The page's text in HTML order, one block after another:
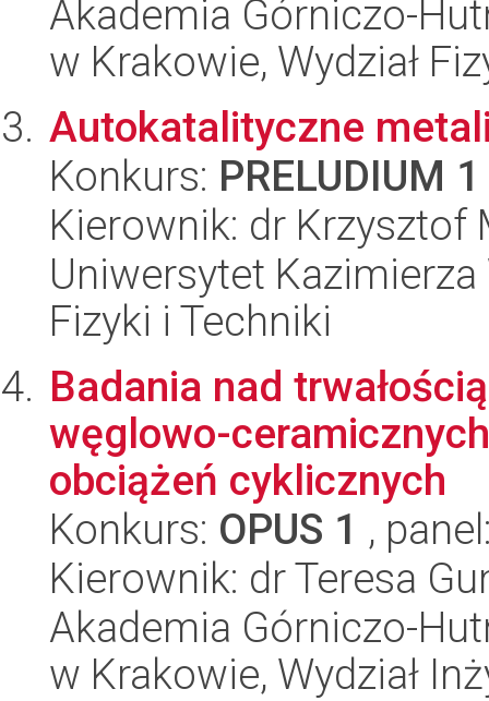
Akademia Górniczo-
w Krakowie, Wydział
Autokatalityczne
Konkurs: PRELUDIUM 1
Kierownik: dr Krzysztof
Uniwersytet Kazimierza
Fizyki i Techniki
Badania nad
węglowo-
obciążeń cyklicznych
Konkurs: OPUS 1 ,
Kierownik: dr Teresa
Akademia Górniczo-
w Krakowie, Wydział